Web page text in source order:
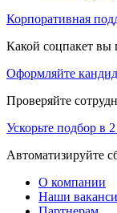
Корпоративная
Какой соцпакет вы
Оформляйте
Проверяйте
Ускорьте подбор в
Автоматизируйте
О компании
Наши